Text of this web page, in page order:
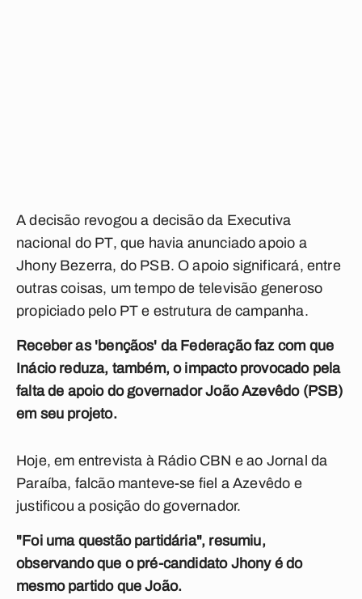
A decisão revogou a decisão da Executiva
nacional do PT, que havia anunciado apoio a
Jhony Bezerra, do PSB. O apoio significará, entre
outras coisas, um tempo de televisão generoso
propiciado pelo PT e estrutura de campanha.
Receber as 'bençãos' da Federação faz com que
Inácio reduza, também, o impacto provocado pela
falta de apoio do governador João Azevêdo (PSB)
em seu projeto.
Hoje, em entrevista à Rádio CBN e ao Jornal da
Paraíba, falcão manteve-se fiel a Azevêdo e
justificou a posição do governador.
"Foi uma questão partidária", resumiu,
observando que o pré-candidato Jhony é do
mesmo partido que João.